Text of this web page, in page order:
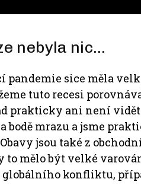
nebyla nic…
pandemie sice měla
tuto recesi
prakticky ani není
bodě mrazu a jsme
Obavy jsou také z
to mělo být velké
konfliktu,